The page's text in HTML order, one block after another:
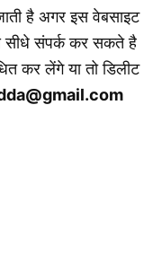
है अगर इस वेबसाइट
सीधे संपर्क कर सकते है
कर लेंगे या तो डिलीट